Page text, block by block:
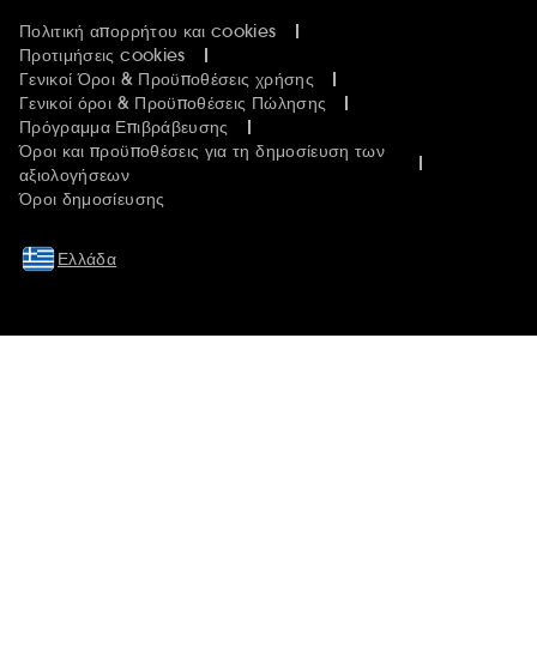
Πολιτική απορρήτου και cookies
Προτιμήσεις cookies
Γενικοί Όροι & Προϋποθέσεις χρήσης
Γενικοί όροι & Προϋποθέσεις Πώλησης
Πρόγραμμα Επιβράβευσης
Όροι και προϋποθέσεις για τη δημοσίευση των
αξιολογήσεων
Όροι δημοσίευσης
Ελλάδα